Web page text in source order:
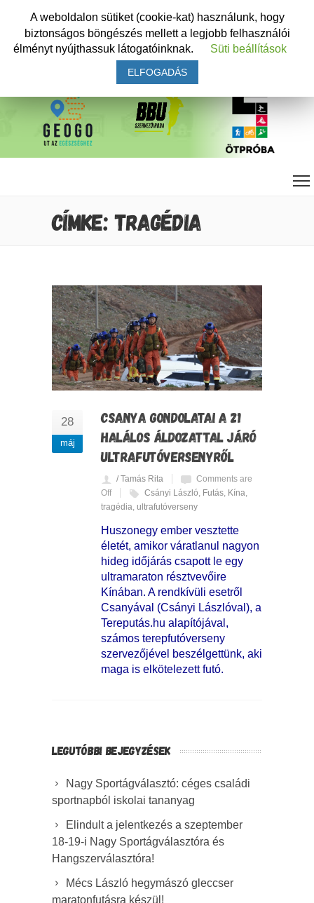
CÍMKE: TRAGÉDIA
28
máj
CSANYA GONDOLATAI A 21
HALÁLOS ÁLDOZATTAL JÁRÓ
ULTRAFUTÓVERSENYRŐL
/ Tamás Rita
Comments are
Off
Csányi László, Futás, Kína,
tragédia, ultrafutóverseny
Huszonegy ember vesztette
életét, amikor váratlanul nagyon
hideg időjárás csapott le egy
ultramaraton résztvevőire
Kínában. A rendkívüli esetről
Csanyával (Csányi Lászlóval), a
Tereputás.hu alapítójával,
számos terepfutóverseny
szervezőjével beszélgettünk, aki
maga is elkötelezett futó.
LEGUTÓBBI BEJEGYZÉSEK
Nagy Sportágválasztó: céges családi
sportnapból iskolai tananyag
Elindult a jelentkezés a szeptember
18-19-i Nagy Sportágválasztóra és
Hangszerválasztóra!
Mécs László hegymászó gleccser
maratonfutásra készül!
A weboldalon sütiket (cookie-kat) használunk, hogy
biztonságos böngészés mellett a legjobb felhasználói
élményt nyújthassuk látogatóinknak.
Süti beállítások
ELFOGADÁS